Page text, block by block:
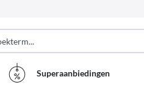
Superaanbiedingen